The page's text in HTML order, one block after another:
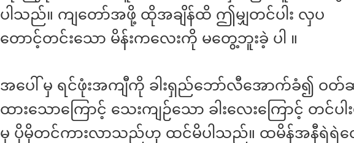
ပါသည်။ ကျတော်အဖို့ ထိုအချိန်ထိ ဤမျှတင်ပါး လှပ
တောင့်တင်းသော မိန်းကလေးကို မတွေ့ဘူးခဲ့ ပါ ။
အပေါ် မှ ရင်ဖုံးအကျီကို ခါးရှည်ဘော်လီအောက်ခံ၍ ဝတ်
ထားသောကြောင့် သေးကျဉ်သော ခါးလေးကြောင့် တင်ပါးမ
မှ ပိုမိုတင်ကားလာသည်ဟု ထင်မိပါသည်။ ထမိန်အနီရဲရဲလ